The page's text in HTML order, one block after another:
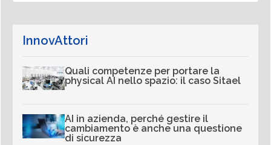
InnovAttori
Quali competenze per portare la
physical AI nello spazio: il caso Sitael
AI in azienda, perché gestire il
cambiamento è anche una questione
di sicurezza